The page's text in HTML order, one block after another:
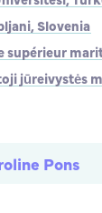
Slovenia
supérieur
jūreivystės
Pons